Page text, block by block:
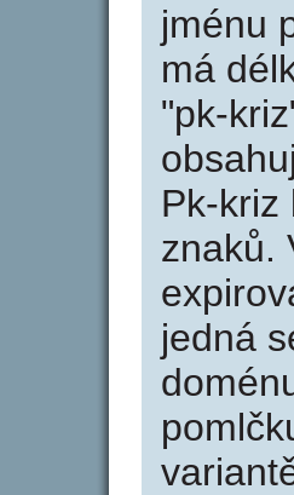
jménu
má
"pk-
Pk-kriz
znaků.
jedná